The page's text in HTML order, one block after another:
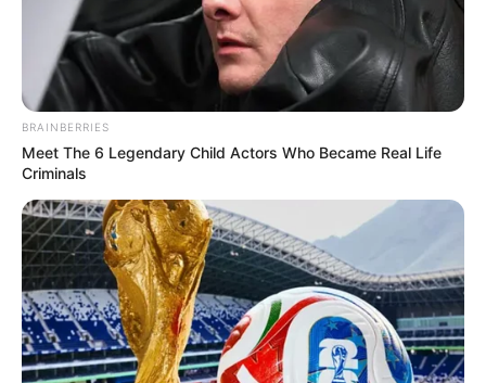
BRAINBERRIES
Meet The 6 Legendary Child Actors Who Became Real Life
Criminals